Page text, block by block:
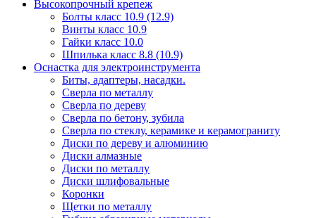
Высокопрочный крепеж
Болты класс 10.9 (12.9)
Винты класс 10.9
Гайки класс 10.0
Шпилька класс 8.8 (10.9)
Оснастка для электроинструмента
Биты, адаптеры, насадки.
Сверла по металлу
Сверла по дереву
Сверла по бетону, зубила
Сверла по стеклу, керамике и керамограниту
Диски по дереву и алюминию
Диски алмазные
Диски по металлу
Диски шлифовальные
Коронки
Щетки по металлу